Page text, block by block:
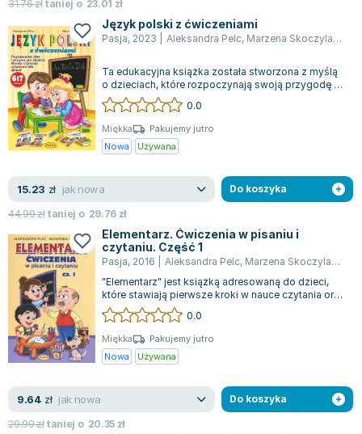
Książki o naukach politycznych dla studentów
Książki do nauk przyrodniczych dla studentów
Książki do nauk społecznych dla studentów
Książki do nauk ścisłych dla studentów
Prawo - książki dla studentów
Technologia żywności - książki
Zarządzanie i marketing - książki
Podręczniki dla nauczycieli - metodyka
Repetytoria, testy i materiały pomocnicze
Bolesław Prus
Clive Cussler
Wanda Chotomska
Józef Ignacy Kraszewski
Clive Staples Lewis
Martyna Wojciechowska
Melissa De la Cruz
Jaś Kapela
Agatha Christie
Witold Gadowski
Jan Pietrzak
Marcin Kowalczyk
Piotr Zychowicz
Joanna Jabłczyńska
Piotr Kościelny
Jan Piński
Agata Passent
Michel Moran
31.76złtaniej o 23.01 zł
Język polski z ćwiczeniami
Pasja, 2023 Aleksandra Pelc, Marzena Skoczylas ,
Ta edukacyjna książka została stworzona z myślą
o dzieciach, które rozpoczynają swoją przygodę z
czytaniem, pisaniem i matematyką....
0.0
Miękka
Pakujemy jutro
Nowa
Używana
15.23 zł jak nowa
44.99złtaniej o 29.76 zł
Do koszyka
Elementarz. Ćwiczenia w pisaniu i
czytaniu. Część 1
Pasja, 2016 Aleksandra Pelc, Marzena Skoczylas ,
"Elementarz" jest książką adresowaną do dzieci,
które stawiają pierwsze kroki w nauce czytania oraz
tych, którzy napotykają trudno...
0.0
Miękka
Pakujemy jutro
Nowa
Używana
9.64 zł jak nowa
29.99złtaniej o 20.35 zł
Do koszyka